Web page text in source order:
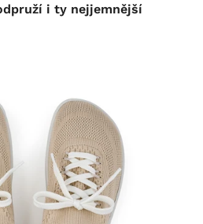
i ty nejjemnější